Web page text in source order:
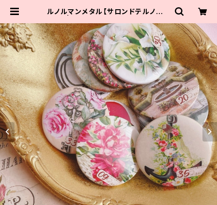
ルノルマンメタル【サロンドテルノルマ